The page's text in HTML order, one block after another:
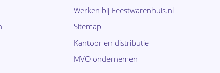
Werken bij Feestwarenhuis.nl
Sitemap
Kantoor en distributie
MVO ondernemen